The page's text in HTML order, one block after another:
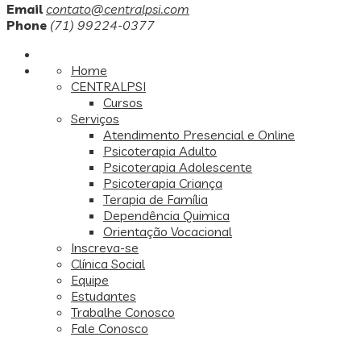
Email contato@centralpsi.com
Phone (71) 99224-0377
Home
CENTRALPSI
Cursos
Serviços
Atendimento Presencial e Online
Psicoterapia Adulto
Psicoterapia Adolescente
Psicoterapia Criança
Terapia de Família
Dependência Quimica
Orientação Vocacional
Inscreva-se
Clínica Social
Equipe
Estudantes
Trabalhe Conosco
Fale Conosco